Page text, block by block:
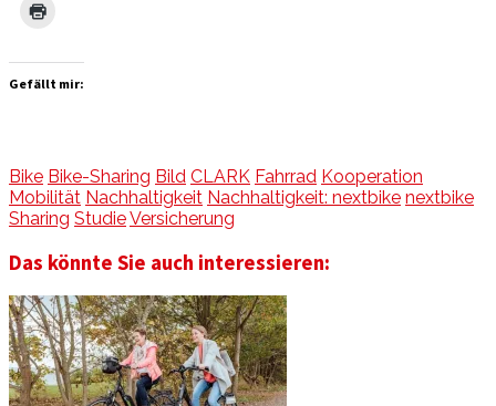
Gefällt mir:
Bike Bike-Sharing Bild CLARK Fahrrad Kooperation
Mobilität Nachhaltigkeit Nachhaltigkeit: nextbike nextbike
Sharing StudieVersicherung
Das könnte Sie auch interessieren: